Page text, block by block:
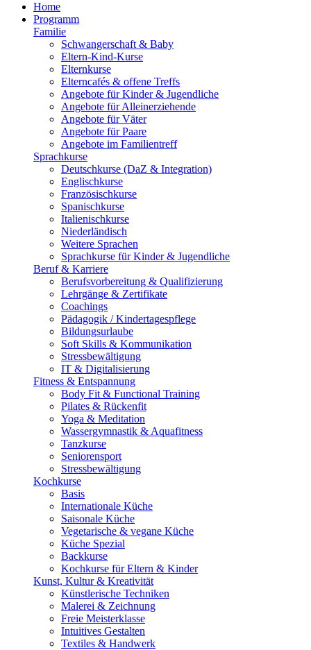
Home
Programm
Familie
Schwangerschaft & Baby
Eltern-Kind-Kurse
Elternkurse
Elterncafés & offene Treffs
Angebote für Kinder & Jugendliche
Angebote für Alleinerziehende
Angebote für Väter
Angebote für Paare
Angebote im Familientreff
Sprachkurse
Deutschkurse (DaZ & Integration)
Englischkurse
Französischkurse
Spanischkurse
Italienischkurse
Niederländisch
Weitere Sprachen
Sprachkurse für Kinder & Jugendliche
Beruf & Karriere
Berufsvorbereitung & Qualifizierung
Lehrgänge & Zertifikate
Coachings
Pädagogik / Kindertagespflege
Bildungsurlaube
Soft Skills & Kommunikation
Stressbewältigung
IT & Digitalisierung
Fitness & Entspannung
Body Fit & Functional Training
Pilates & Rückenfit
Yoga & Meditation
Wassergymnastik & Aquafitness
Tanzkurse
Seniorensport
Stressbewältigung
Kochkurse
Basis
Internationale Küche
Saisonale Küche
Vegetarische & vegane Küche
Küche Spezial
Backkurse
Kochkurse für Eltern & Kinder
Kunst, Kultur & Kreativität
Künstlerische Techniken
Malerei & Zeichnung
Freie Meisterklasse
Intuitives Gestalten
Textiles & Handwerk